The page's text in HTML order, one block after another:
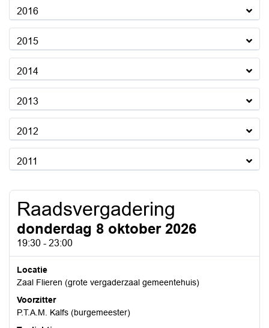
2016
2015
2014
2013
2012
2011
Raadsvergadering
donderdag 8 oktober 2026
19:30 - 23:00
Locatie
Zaal Flieren (grote vergaderzaal gemeentehuis)
Voorzitter
P.T.A.M. Kalfs (burgemeester)